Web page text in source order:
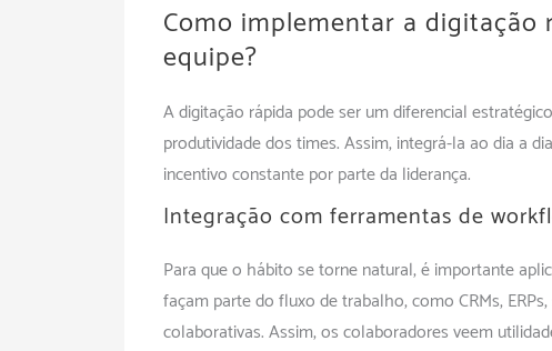
Como implementar a digitação
equipe?
A digitação rápida pode ser um diferencial
produtividade dos times. Assim, integrá-la ao dia a
incentivo constante por parte da liderança.
Integração com ferramentas de
Para que o hábito se torne natural, é importante
façam parte do fluxo de trabalho, como CRMs,
colaborativas. Assim, os colaboradores veem